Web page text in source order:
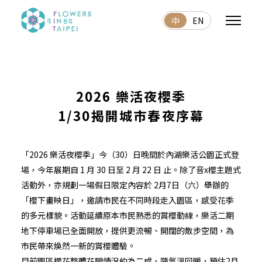
中 EN
2026 樂活夜櫻季
1/30揭開城市春夜序幕
「2026 樂活夜櫻季」今（30）日晚間於內湖樂活公園正式登
場，今年展期自 1 月 30 日至 2 月 22 日 止。除了音x櫻主題式
活動外，亦規劃一場假日限定內容於 2月7日（六）舉辦的
「櫻下畫映日」，邀請市民在不同時段走入園區，感受花季
的多元樣貌。活動延續原本市民熟悉的賞櫻動線，樂活二期
地下停車場已全面開放，提供更流暢、開闊的散步空間，為
市民帶來煥然一新的賞櫻體驗。